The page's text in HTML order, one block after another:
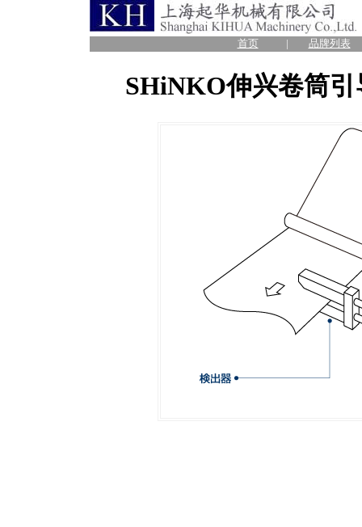
首页 | 品牌列表
SHiNKO伸兴卷筒引